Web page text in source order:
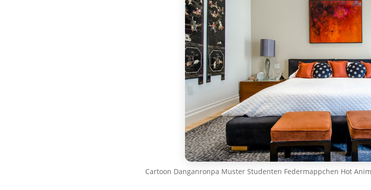
Cartoon Danganronpa Muster Studenten Federmappchen Hot